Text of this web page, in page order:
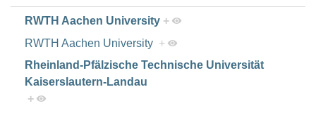
RWTH Aachen University +
RWTH Aachen University +
Rheinland-Pfälzische Technische Universität
Kaiserslautern-Landau
+